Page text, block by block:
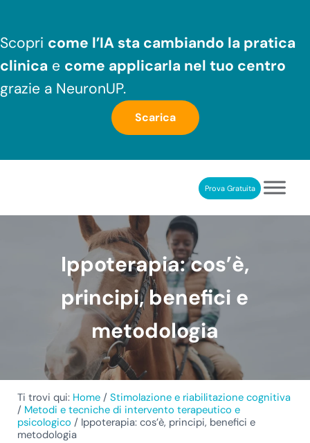
Scopri come l’IA sta cambiando la pratica
clinica e come applicarla nel tuo centro
grazie a NeuronUP.
Scarica
RIABILITAZIONE COGNITIVA PROFESSIONALEProva Gratuita
Ippoterapia: cos’è,
principi, benefici e
metodologia
Ti trovi qui: Home / Stimolazione e riabilitazione cognitiva
/ Metodi e tecniche di intervento terapeutico e
psicologico / Ippoterapia: cos’è, principi, benefici e
metodologia